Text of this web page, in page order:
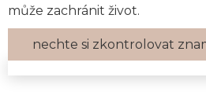
může zachránit život.
nechte si zkontrolovat